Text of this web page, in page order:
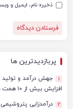
ذخیره نام، ایمیل و
پربازدیدترین ها
1
جهش درآمد و تولید
افزایش بیش از ۱۰ همت درآمد پتروشیمی اروند در ۹ ماهه ۱۴۰۴
2 درآمدزایی پتروشیمی